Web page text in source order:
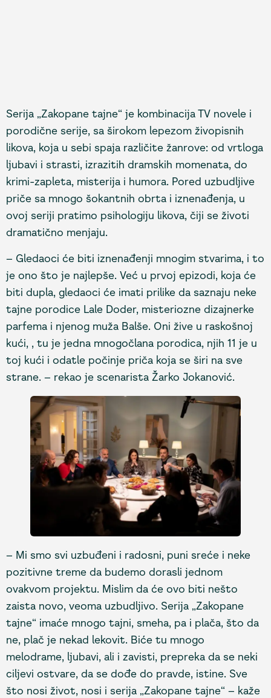
Serija „Zakopane tajne“ je kombinacija TV novele i
porodične serije, sa širokom lepezom živopisnih
likova, koja u sebi spaja različite žanrove: od vrtloga
ljubavi i strasti, izrazitih dramskih momenata, do
krimi-zapleta, misterija i humora. Pored uzbudljive
priče sa mnogo šokantnih obrta i iznenađenja, u
ovoj seriji pratimo psihologiju likova, čiji se životi
dramatično menjaju.
– Gledaoci će biti iznenađenji mnogim stvarima, i to
je ono što je najlepše. Već u prvoj epizodi, koja će
biti dupla, gledaoci će imati prilike da saznaju neke
tajne porodice Lale Doder, misteriozne dizajnerke
parfema i njenog muža Balše. Oni žive u raskošnoj
kući, , tu je jedna mnogočlana porodica, njih 11 je u
toj kući i odatle počinje priča koja se širi na sve
strane. – rekao je scenarista Žarko Jokanović.
– Mi smo svi uzbuđeni i radosni, puni sreće i neke
pozitivne treme da budemo dorasli jednom
ovakvom projektu. Mislim da će ovo biti nešto
zaista novo, veoma uzbudljivo. Serija „Zakopane
tajne“ imaće mnogo tajni, smeha, pa i plača, što da
ne, plač je nekad lekovit. Biće tu mnogo
melodrame, ljubavi, ali i zavisti, prepreka da se neki
ciljevi ostvare, da se dođe do pravde, istine. Sve
što nosi život, nosi i serija „Zakopane tajne“ – kaže